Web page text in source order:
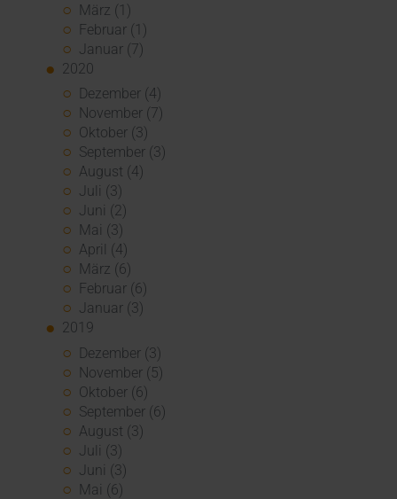
März (1)
Februar (1)
Januar (7)
2020
Dezember (4)
November (7)
Oktober (3)
September (3)
August (4)
Juli (3)
Juni (2)
Mai (3)
April (4)
März (6)
Februar (6)
Januar (3)
2019
Dezember (3)
November (5)
Oktober (6)
September (6)
August (3)
Juli (3)
Juni (3)
Mai (6)